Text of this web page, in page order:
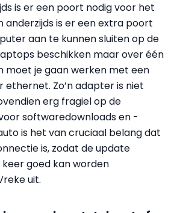
is er een poort nodig voor het
anderzijds is er een extra poort
aan te kunnen sluiten op de
beschikken maar over één
moet je gaan werken met een
ethernet. Zo’n adapter is niet
erg fragiel op de
softwaredownloads en -
is het van cruciaal belang dat
is, zodat de update
goed kan worden
uit.